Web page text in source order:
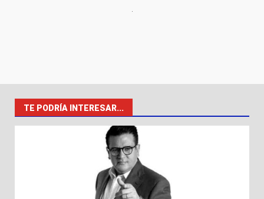
TE PODRÍA INTERESAR...